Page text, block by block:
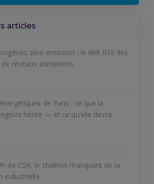
articles
zéro émission : le défi RSE des
réseaux européens
de Paris : ce que la
hérite — et ce qu’elle devra
de CSR, le chaînon manquant de la
industrielle